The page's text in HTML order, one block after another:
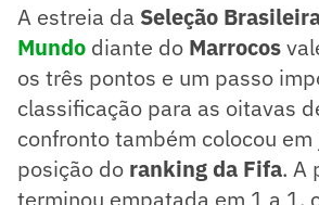
A estreia da Seleção
Mundo diante do Marrocos
os três pontos e um passo
classificação para as oitavas
confronto também colocou em
posição do ranking da Fifa. A
terminou empatada em 1 a 1,